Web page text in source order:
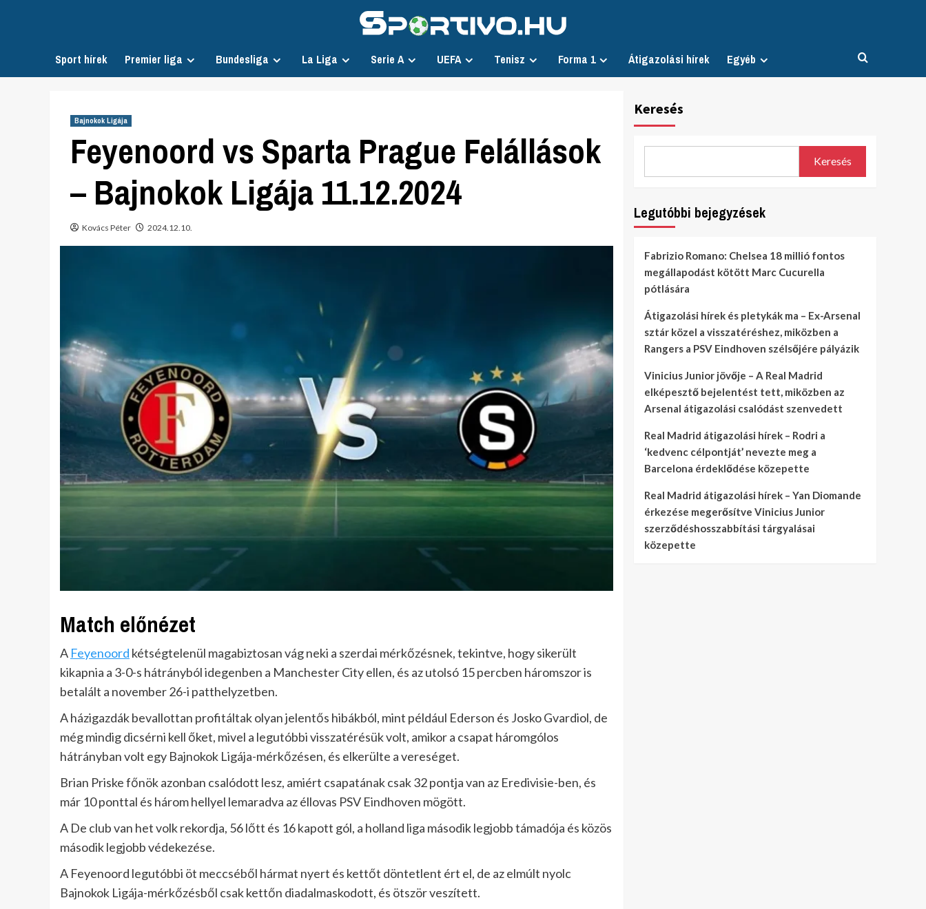
Sport hírek Premier liga Bundesliga La Liga Serie A UEFA Tenisz Forma 1 Átigazolási hírek Egyéb
Bajnokok Ligája
Feyenoord vs Sparta Prague Felállások
– Bajnokok Ligája 11.12.2024
Kovács Péter 2024.12.10.
Match előnézet
A Feyenoord kétségtelenül magabiztosan vág neki a szerdai mérkőzésnek, tekintve, hogy sikerült
kikapnia a 3-0-s hátrányból idegenben a Manchester City ellen, és az utolsó 15 percben háromszor is
betalált a november 26-i patthelyzetben.
A házigazdák bevallottan profitáltak olyan jelentős hibákból, mint például Ederson és Josko Gvardiol, de
még mindig dicsérni kell őket, mivel a legutóbbi visszatérésük volt, amikor a csapat háromgólos
hátrányban volt egy Bajnokok Ligája-mérkőzésen, és elkerülte a vereséget.
Brian Priske főnök azonban csalódott lesz, amiért csapatának csak 32 pontja van az Eredivisie-ben, és
már 10 ponttal és három hellyel lemaradva az éllovas PSV Eindhoven mögött.
A De club van het volk rekordja, 56 lőtt és 16 kapott gól, a holland liga második legjobb támadója és közös
második legjobb védekezése.
A Feyenoord legutóbbi öt meccséből hármat nyert és kettőt döntetlent ért el, de az elmúlt nyolc
Bajnokok Ligája-mérkőzésből csak kettőn diadalmaskodott, és ötször veszített.
Keresés
Keresés
Legutóbbi bejegyzések
Fabrizio Romano: Chelsea 18 millió fontos
megállapodást kötött Marc Cucurella
pótlására
Átigazolási hírek és pletykák ma – Ex-Arsenal
sztár közel a visszatéréshez, miközben a
Rangers a PSV Eindhoven szélsőjére pályázik
Vinicius Junior jövője – A Real Madrid
elképesztő bejelentést tett, miközben az
Arsenal átigazolási csalódást szenvedett
Real Madrid átigazolási hírek – Rodri a
‘kedvenc célpontját’ nevezte meg a
Barcelona érdeklődése közepette
Real Madrid átigazolási hírek – Yan Diomande
érkezése megerősítve Vinicius Junior
szerződéshosszabbítási tárgyalásai
közepette